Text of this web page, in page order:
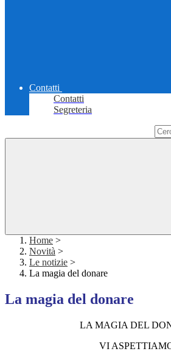
Contatti
Contatti
Segreteria
Home >
Novità >
Le notizie >
La magia del donare
La magia del donare
LA MAGIA DEL
VI